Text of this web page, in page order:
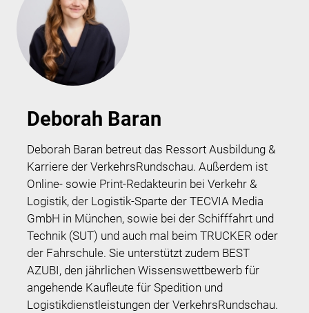
Deborah Baran
Deborah Baran betreut das Ressort Ausbildung &
Karriere der VerkehrsRundschau. Außerdem ist
Online- sowie Print-Redakteurin bei Verkehr &
Logistik, der Logistik-Sparte der TECVIA Media
GmbH in München, sowie bei der Schifffahrt und
Technik (SUT) und auch mal beim TRUCKER oder
der Fahrschule. Sie unterstützt zudem BEST
AZUBI, den jährlichen Wissenswettbewerb für
angehende Kaufleute für Spedition und
Logistikdienstleistungen der VerkehrsRundschau.